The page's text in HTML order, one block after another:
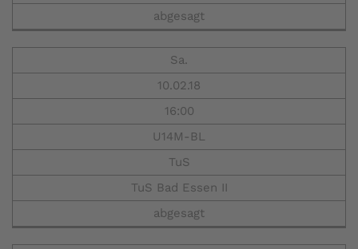
abgesagt
Sa.
10.02.18
16:00
U14M-BL
TuS
TuS Bad Essen II
abgesagt